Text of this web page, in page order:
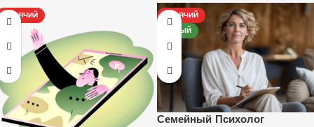
ГОРЯЧИЙ
ГОРЯЧИЙ
НОВЫЙ
Семейный Психолог